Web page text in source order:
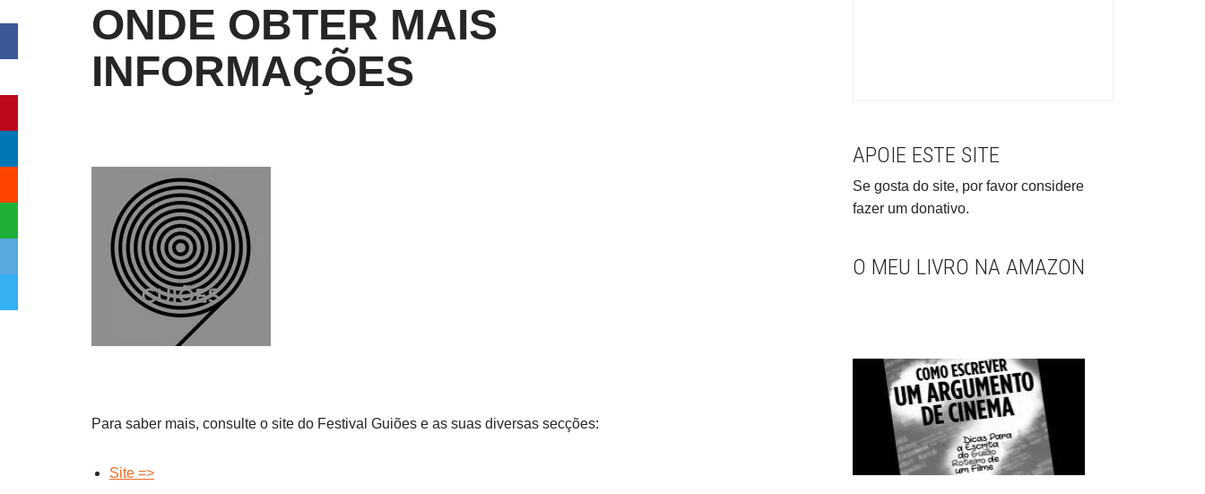
ONDE OBTER MAIS
INFORMAÇÕES
Para saber mais, consulte o site do Festival Guiões e as suas diversas secções:
Site =>
APOIE ESTE SITE
Se gosta do site, por favor considere
fazer um donativo.
O MEU LIVRO NA AMAZON